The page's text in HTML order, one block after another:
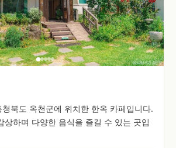
북도 옥천군에 위치한 한옥 카페입니다.
상하며 다양한 음식을 즐길 수 있는 곳입